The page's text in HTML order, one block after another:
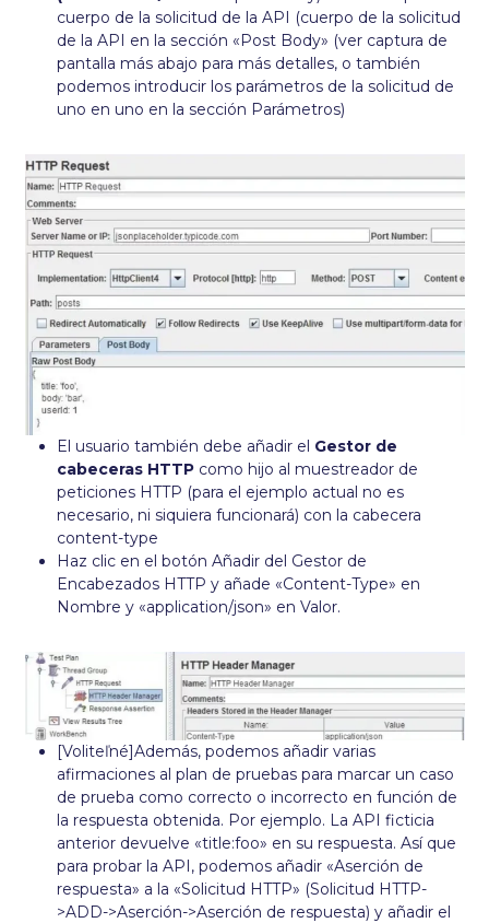
cuerpo de la solicitud de la API (cuerpo de la solicitud
de la API en la sección «Post Body» (ver captura de
pantalla más abajo para más detalles, o también
podemos introducir los parámetros de la solicitud de
uno en uno en la sección Parámetros)
El usuario también debe añadir el Gestor de
cabeceras HTTP como hijo al muestreador de
peticiones HTTP (para el ejemplo actual no es
necesario, ni siquiera funcionará) con la cabecera
content-type
Haz clic en el botón Añadir del Gestor de
Encabezados HTTP y añade «Content-Type» en
Nombre y «application/json» en Valor.
[Voliteľné]Además, podemos añadir varias
afirmaciones al plan de pruebas para marcar un caso
de prueba como correcto o incorrecto en función de
la respuesta obtenida. Por ejemplo. La API ficticia
anterior devuelve «title:foo» en su respuesta. Así que
para probar la API, podemos añadir «Aserción de
respuesta» a la «Solicitud HTTP» (Solicitud HTTP-
>ADD->Aserción->Aserción de respuesta) y añadir el